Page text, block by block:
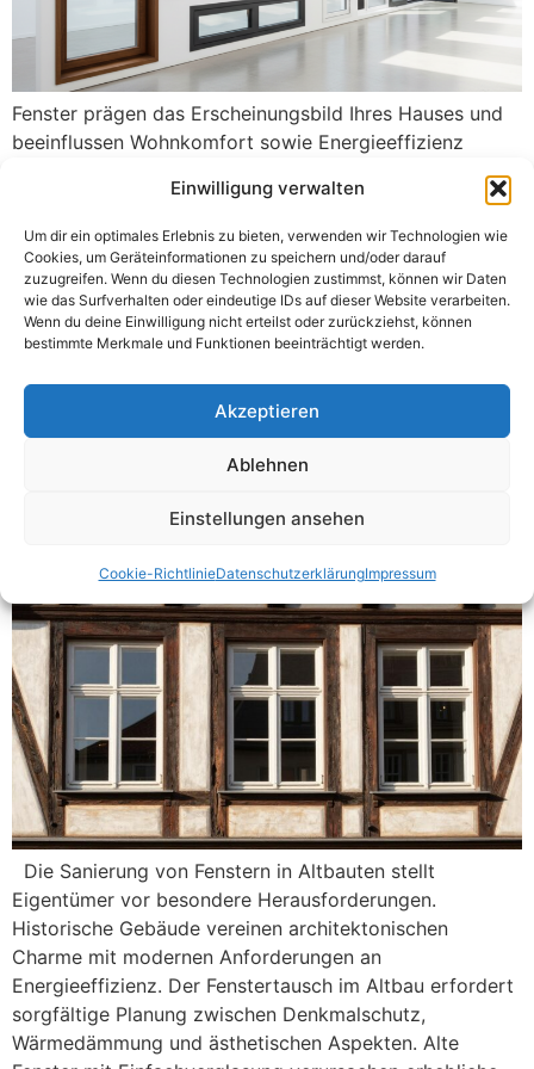
Einwilligung verwalten
Um dir ein optimales Erlebnis zu bieten, verwenden wir Technologien wie
Cookies, um Geräteinformationen zu speichern und/oder darauf
zuzugreifen. Wenn du diesen Technologien zustimmst, können wir Daten
wie das Surfverhalten oder eindeutige IDs auf dieser Website verarbeiten.
Wenn du deine Einwilligung nicht erteilst oder zurückziehst, können
bestimmte Merkmale und Funktionen beeinträchtigt werden.
Akzeptieren
Ablehnen
Einstellungen ansehen
Cookie-RichtlinieDatenschutzerklärungImpressum
Fenster prägen das Erscheinungsbild Ihres Hauses und
beeinflussen Wohnkomfort sowie Energieeffizienz
maßgeblich. Wenn Standardfenster nicht passen, bieten
Fenster nach Maß die perfekte Lösung. Maßgefertigte
Fenster ermöglichen individuelle Anpassung an jede
Gebäudeöffnung. Sie vereinen Funktionalität mit
persönlichem Design. Dieser Ratgeber zeigt Ihnen alle
wichtigen Aspekte von Fenstern nach Maß. Von
Materialwahl über Herstellungsprozess bis zu
Fenster für Altbau:
Expertenratgeber für
Sanierung und Austausch
Die Sanierung von Fenstern in Altbauten stellt
Eigentümer vor besondere Herausforderungen.
Historische Gebäude vereinen architektonischen
Charme mit modernen Anforderungen an
Energieeffizienz. Der Fenstertausch im Altbau erfordert
sorgfältige Planung zwischen Denkmalschutz,
Wärmedämmung und ästhetischen Aspekten. Alte